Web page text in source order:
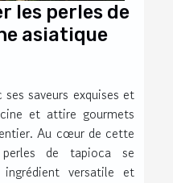
les perles de
asiatique
saveurs exquises et
et attire gourmets
Au cœur de cette
de tapioca se
versatile et